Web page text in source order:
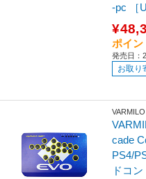
-pc ［
ポイン
発売日：
お取り
VARMILO
cade
PS4/
ドコ